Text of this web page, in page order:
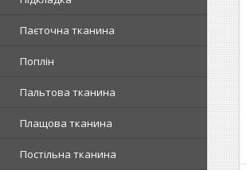
Паєточна тканина
Поплін
Пальтова тканина
Плащова тканина
Постільна тканина